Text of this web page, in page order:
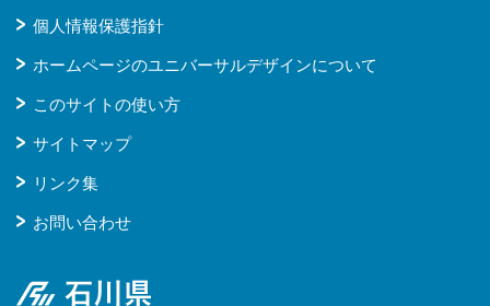
個人情報保護指針
ホームページのユニバーサルデザインについて
このサイトの使い方
サイトマップ
リンク集
お問い合わせ
石川県